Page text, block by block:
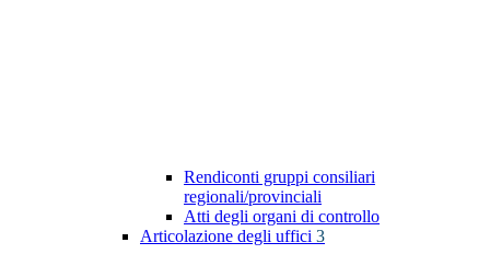
Rendiconti gruppi consiliari
regionali/provinciali
Atti degli organi di controllo
Articolazione degli uffici 3